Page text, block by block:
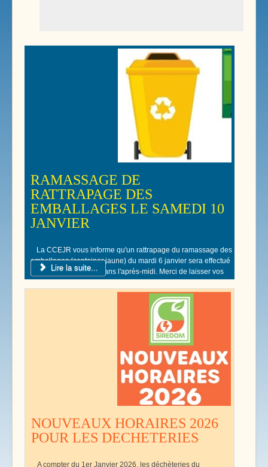
RAMASSAGE DE
RATTRAPAGE DES
EMBALLAGES LE SAMEDI 10
JANVIER
La CCEJR vous informe qu'un rattrapage du ramassage des
emballages (container jaune) du mardi 6 janvier sera effectué
le samedi 10 Janvier dans l'après-midi. Merci de laisser vos
poubelles jaunes devant votre domicile.
Lire la suite...
NOUVEAUX HORAIRES 2026
POUR LES DECHETERIES
A compter du 1er Janvier 2026, les déchèteries du